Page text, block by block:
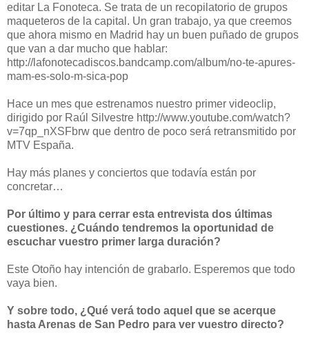
editar La Fonoteca. Se trata de un recopilatorio de grupos
maqueteros de la capital. Un gran trabajo, ya que creemos
que ahora mismo en Madrid hay un buen puñado de grupos
que van a dar mucho que hablar:
http://lafonotecadiscos.bandcamp.com/album/no-te-apures-
mam-es-solo-m-sica-pop
Hace un mes que estrenamos nuestro primer videoclip,
dirigido por Raúl Silvestre http://www.youtube.com/watch?
v=7qp_nXSFbrw que dentro de poco será retransmitido por
MTV España.
Hay más planes y conciertos que todavía están por
concretar…
Por último y para cerrar esta entrevista dos últimas
cuestiones. ¿Cuándo tendremos la oportunidad de
escuchar vuestro primer larga duración?
Este Otoño hay intención de grabarlo. Esperemos que todo
vaya bien.
Y sobre todo, ¿Qué verá todo aquel que se acerque
hasta Arenas de San Pedro para ver vuestro directo?